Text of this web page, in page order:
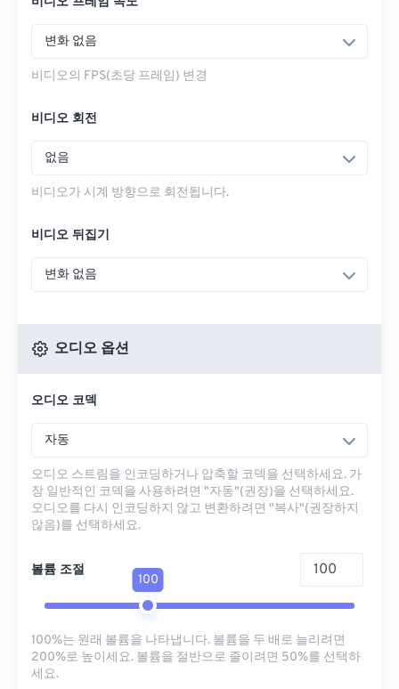
변화 없음
비디오의 FPS(초당 프레임) 변경
비디오 회전
없음
비디오가 시계 방향으로 회전됩니다.
비디오 뒤집기
변화 없음
오디오 옵션
오디오 코덱
자동
오디오 스트림을 인코딩하거나 압축할 코덱을 선택하세요. 가
장 일반적인 코덱을 사용하려면 "자동"(권장)을 선택하세요.
오디오를 다시 인코딩하지 않고 변환하려면 "복사"(권장하지
않음)를 선택하세요.
볼륨 조절
100
100%는 원래 볼륨을 나타냅니다. 볼륨을 두 배로 늘리려면
200%로 높이세요. 볼륨을 절반으로 줄이려면 50%를 선택하
세요.